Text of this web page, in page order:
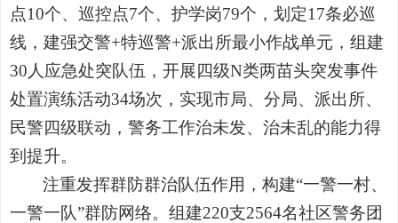
点10个、巡控点7个、护学岗79个，划定17条必巡
线，建强交警+特巡警+派出所最小作战单元，组建
30人应急处突队伍，开展四级N类两苗头突发事件
处置演练活动34场次，实现市局、分局、派出所、
民警四级联动，警务工作治未发、治未乱的能力得
到提升。
注重发挥群防群治队伍作用，构建“一警一村、
一警一队”群防网络。组建220支2564名社区警务团